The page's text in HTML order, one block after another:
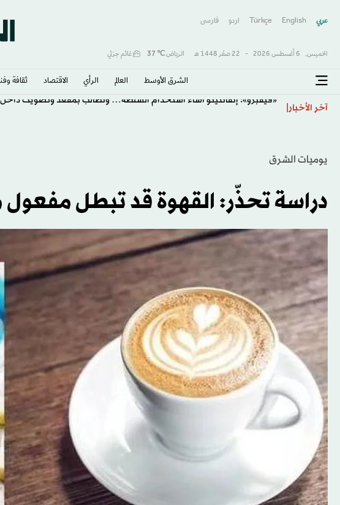
عربي English
Türkçe اردو فارسى
الخميس, 6 أغسطس 2026 - 22 صفَر 1448 هـ الرياض℃
37 غائم جزئي
الشرق الأوسط​ العالم الرأي الاقتصاد ثقافة
آخر الأخبار «فيفبرو»: إنفانتينو أساء استخدام السلطة… ونطالب بمقعد وتصويت
يوميات الشرق
دراسة تحذّر: القهوة قد تبطل مفعول